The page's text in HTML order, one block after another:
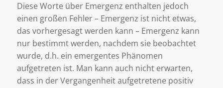
Diese Worte über Emergenz enthalten jedoch
einen großen Fehler – Emergenz ist nicht etwas,
das vorhergesagt werden kann – Emergenz kann
nur bestimmt werden, nachdem sie beobachtet
wurde, d.h. ein emergentes Phänomen
aufgetreten ist. Man kann auch nicht erwarten,
dass in der Vergangenheit aufgetretene positiv